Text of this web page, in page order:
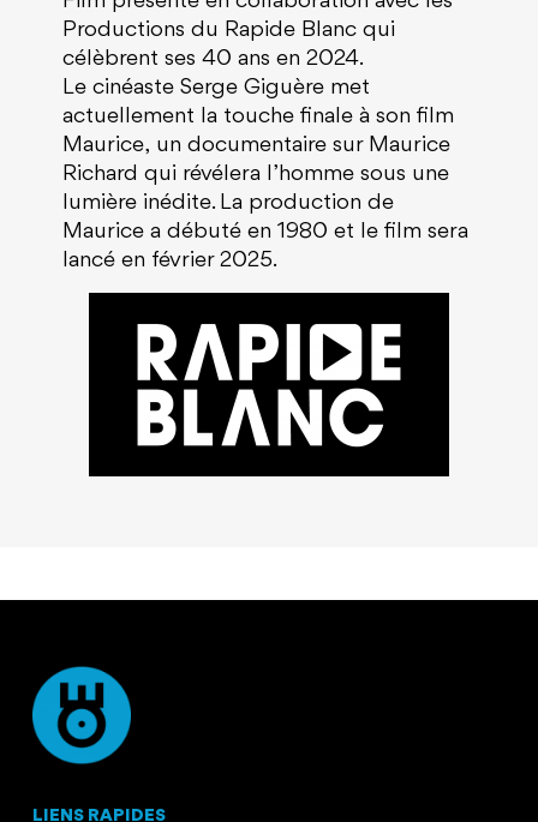
Productions du Rapide Blanc qui
célèbrent ses 40 ans en 2024.
Le cinéaste Serge Giguère met
actuellement la touche finale à son film
Maurice, un documentaire sur Maurice
Richard qui révélera l’homme sous une
lumière inédite. La production de
Mauricea débuté en 1980 et le film sera
lancé en février 2025.
LIENS RAPIDES